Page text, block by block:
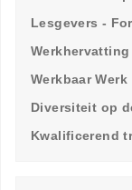
Lesgevers -
Werkhervatting
Werkbaar Werk
Diversiteit op
Kwalificerend